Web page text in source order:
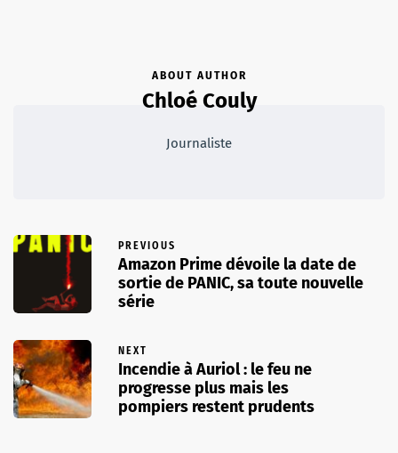
ABOUT AUTHOR
Chloé Couly
Journaliste
PREVIOUS
Amazon Prime dévoile la date de
sortie de PANIC, sa toute nouvelle
série
NEXT
Incendie à Auriol : le feu ne
progresse plus mais les
pompiers restent prudents